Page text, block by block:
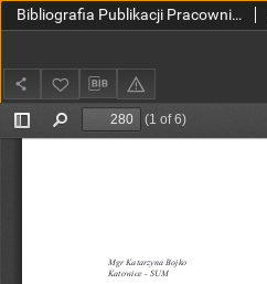
Bibliografia Publikacji Pracowników Śląskiego Uniwersytetu Medycznego - wczoraj i dziś